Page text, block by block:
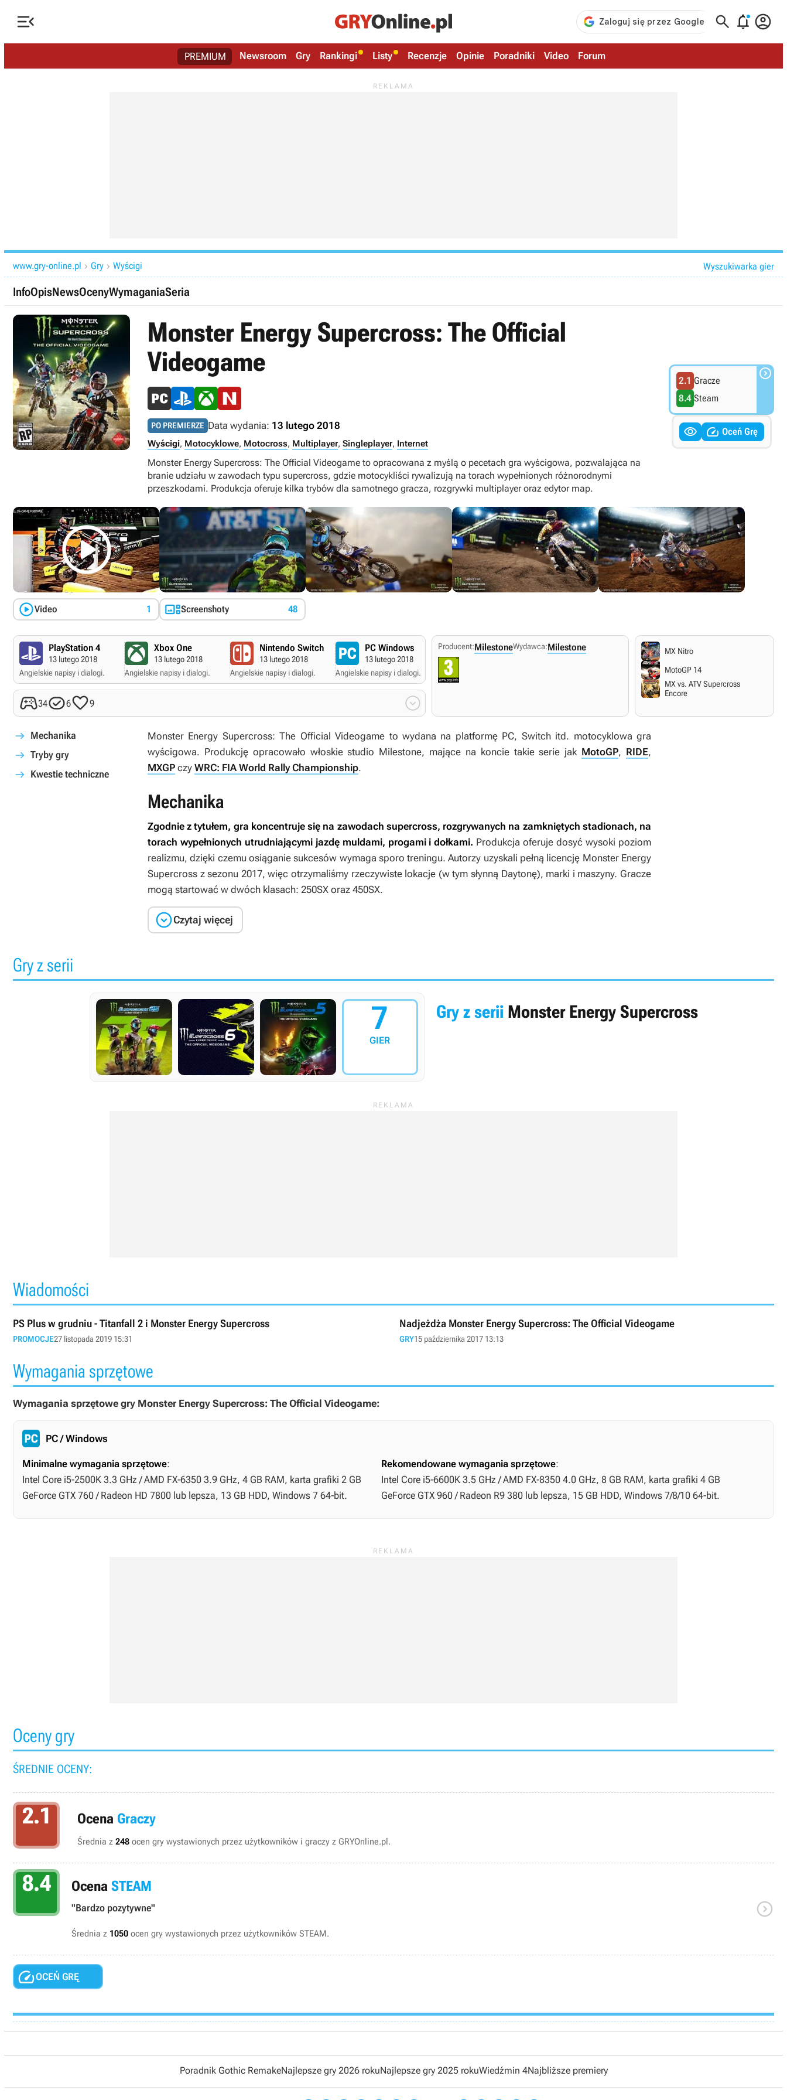
   
PREMIUM Newsroom Gry Rankingi Listy Recenzje Opinie Poradniki Video Forum
www.gry-online.pl  Gry  Wyścigi Wyszukiwarka gier
InfoOpisNewsOcenyWymaganiaSeria
Monster Energy Supercross: The Official
Videogame
PO PREMIERZE Data wydania: 13 lutego 2018
Wyścigi, Motocyklowe, Motocross, Multiplayer, Singleplayer, Internet
Monster Energy Supercross: The Official Videogame to opracowana z myślą o pecetach gra wyścigowa, pozwalająca na
branie udziału w zawodach typu supercross, gdzie motocykliści rywalizują na torach wypełnionych różnorodnymi
przeszkodami. Produkcja oferuje kilka trybów dla samotnego gracza, rozgrywki multiplayer oraz edytor map.
2.1 Gracze
8.4 Steam

  Oceń Grę

Video 1 Screenshoty 48
PlayStation 4
13 lutego 2018
Angielskie napisy i dialogi.
Xbox One
13 lutego 2018
Angielskie napisy i dialogi.
Nintendo Switch
13 lutego 2018
Angielskie napisy i dialogi.
PC Windows
13 lutego 2018
Angielskie napisy i dialogi.
3469 
Producent:MilestoneWydawca:Milestone
MX Nitro
MotoGP 14
MX vs. ATV Supercross
Encore
Mechanika
Tryby gry
Kwestie techniczne
Monster Energy Supercross: The Official Videogame to wydana na platformę PC, Switch itd. motocyklowa gra
wyścigowa. Produkcję opracowało włoskie studio Milestone, mające na koncie takie serie jak MotoGP, RIDE,
MXGP czy WRC: FIA World Rally Championship.
Mechanika
Zgodnie z tytułem, gra koncentruje się na zawodach supercross, rozgrywanych na zamkniętych stadionach, na
torach wypełnionych utrudniającymi jazdę muldami, progami i dołkami. Produkcja oferuje dosyć wysoki poziom
realizmu, dzięki czemu osiąganie sukcesów wymaga sporo treningu. Autorzy uzyskali pełną licencję Monster Energy
Supercross z sezonu 2017, więc otrzymaliśmy rzeczywiste lokacje (w tym słynną Daytonę), marki i maszyny. Gracze
mogą startować w dwóch klasach: 250SX oraz 450SX.
Czytaj więcej
Gry z serii
7
GIER
Gry z seriiMonster Energy Supercross
Wiadomości
PS Plus w grudniu - Titanfall 2 i Monster Energy Supercross
PROMOCJE27 listopada 2019 15:31
Nadjeżdża Monster Energy Supercross: The Official Videogame
GRY15 października 2017 13:13
Wymagania sprzętowe
Wymagania sprzętowe gry Monster Energy Supercross: The Official Videogame:
PC / Windows
Minimalne wymagania sprzętowe:
Intel Core i5-2500K 3.3 GHz / AMD FX-6350 3.9 GHz, 4 GB RAM, karta grafiki 2 GB
GeForce GTX 760 / Radeon HD 7800 lub lepsza, 13 GB HDD, Windows 7 64-bit.
Rekomendowane wymagania sprzętowe:
Intel Core i5-6600K 3.5 GHz / AMD FX-8350 4.0 GHz, 8 GB RAM, karta grafiki 4 GB
GeForce GTX 960 / Radeon R9 380 lub lepsza, 15 GB HDD, Windows 7/8/10 64-bit.
Oceny gry
ŚREDNIE OCENY:
2.1 Ocena Graczy
Średnia z 248 ocen gry wystawionych przez użytkowników i graczy z GRYOnline.pl.
8.4 Ocena STEAM
"Bardzo pozytywne"
Średnia z 1050 ocen gry wystawionych przez użytkowników STEAM.

OCEŃ GRĘ
Poradnik Gothic RemakeNajlepsze gry 2026 rokuNajlepsze gry 2025 rokuWiedźmin 4Najbliższe premiery